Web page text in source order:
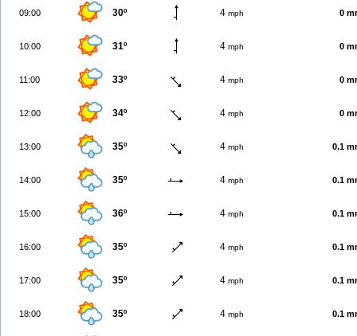
09:00 30º 4 mph 0
10:00 31º 4 mph 0
11:00 33º 4 mph 0
12:00 34º 4 mph 0
13:00 35º 4 mph 0.1
14:00 35º 4 mph 0.1
15:00 36º 4 mph 0.1
16:00 35º 4 mph 0.1
17:00 35º 4 mph 0.1
18:00 35º 4 mph 0.1